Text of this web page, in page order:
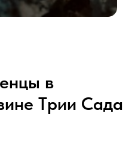
в
Tрии Сада